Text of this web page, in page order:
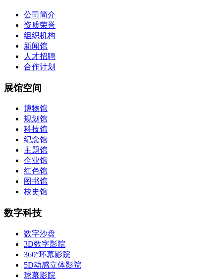
公司简介
资质荣誉
组织机构
新闻馆
人才招聘
合作计划
展馆空间
博物馆
规划馆
科技馆
纪念馆
主题馆
企业馆
红色馆
图书馆
校史馆
数字科技
数字沙盘
3D数字影院
360°环幕影院
5D动感立体影院
球幕影院